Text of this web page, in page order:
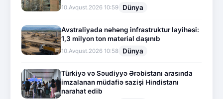
10.Avqust.2026 10:59 Dünya
Avstraliyada nəhəng infrastruktur layihəsi:
1,3 milyon ton material daşınıb
10.Avqust.2026 10:58 Dünya
Türkiyə və Səudiyyə Ərəbistanı arasında
imzalanan müdafiə sazişi Hindistanı
narahat edib